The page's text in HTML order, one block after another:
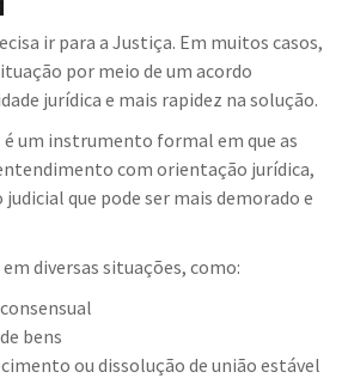
ir para a Justiça. Em muitos casos,
por meio de um acordo
jurídica e mais rapidez na solução.
um instrumento formal em que as
com orientação jurídica,
que pode ser mais demorado e
diversas situações, como:
bens
ou dissolução de união estável